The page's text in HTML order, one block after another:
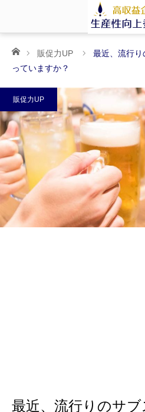
ホーム販促力UP
最近、流行り
っていますか？
販促力UP
最近、流行りのサ